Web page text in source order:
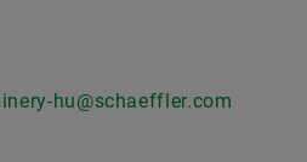
hu@schaeffler.com